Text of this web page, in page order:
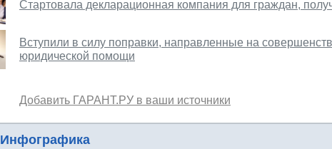
Стартовала декларационная компания для граждан,
Вступили в силу поправки, направленные на
юридической помощи
Добавить ГАРАНТ.РУ в ваши источники
Инфографика